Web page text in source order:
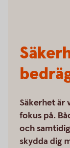
Säkerhet är
fokus på.
och
skydda dig